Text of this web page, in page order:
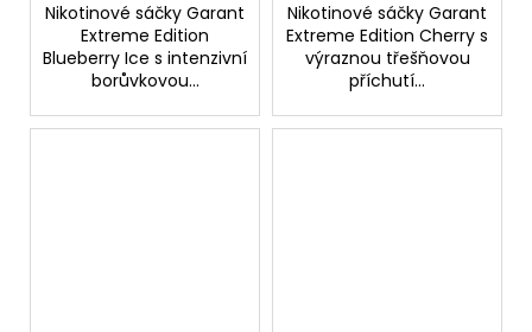
Nikotinové sáčky Garant
Extreme Edition
Blueberry Ice s intenzivní
borůvkovou...
Nikotinové sáčky Garant
Extreme Edition Cherry s
výraznou třešňovou
příchutí...